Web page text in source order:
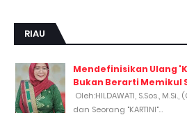
RIAU
Mendefinisikan Ulang
Bukan Berarti Memikul
Oleh:HILDAWATI, S.Sos.,
dan Seorang "KARTINI"...